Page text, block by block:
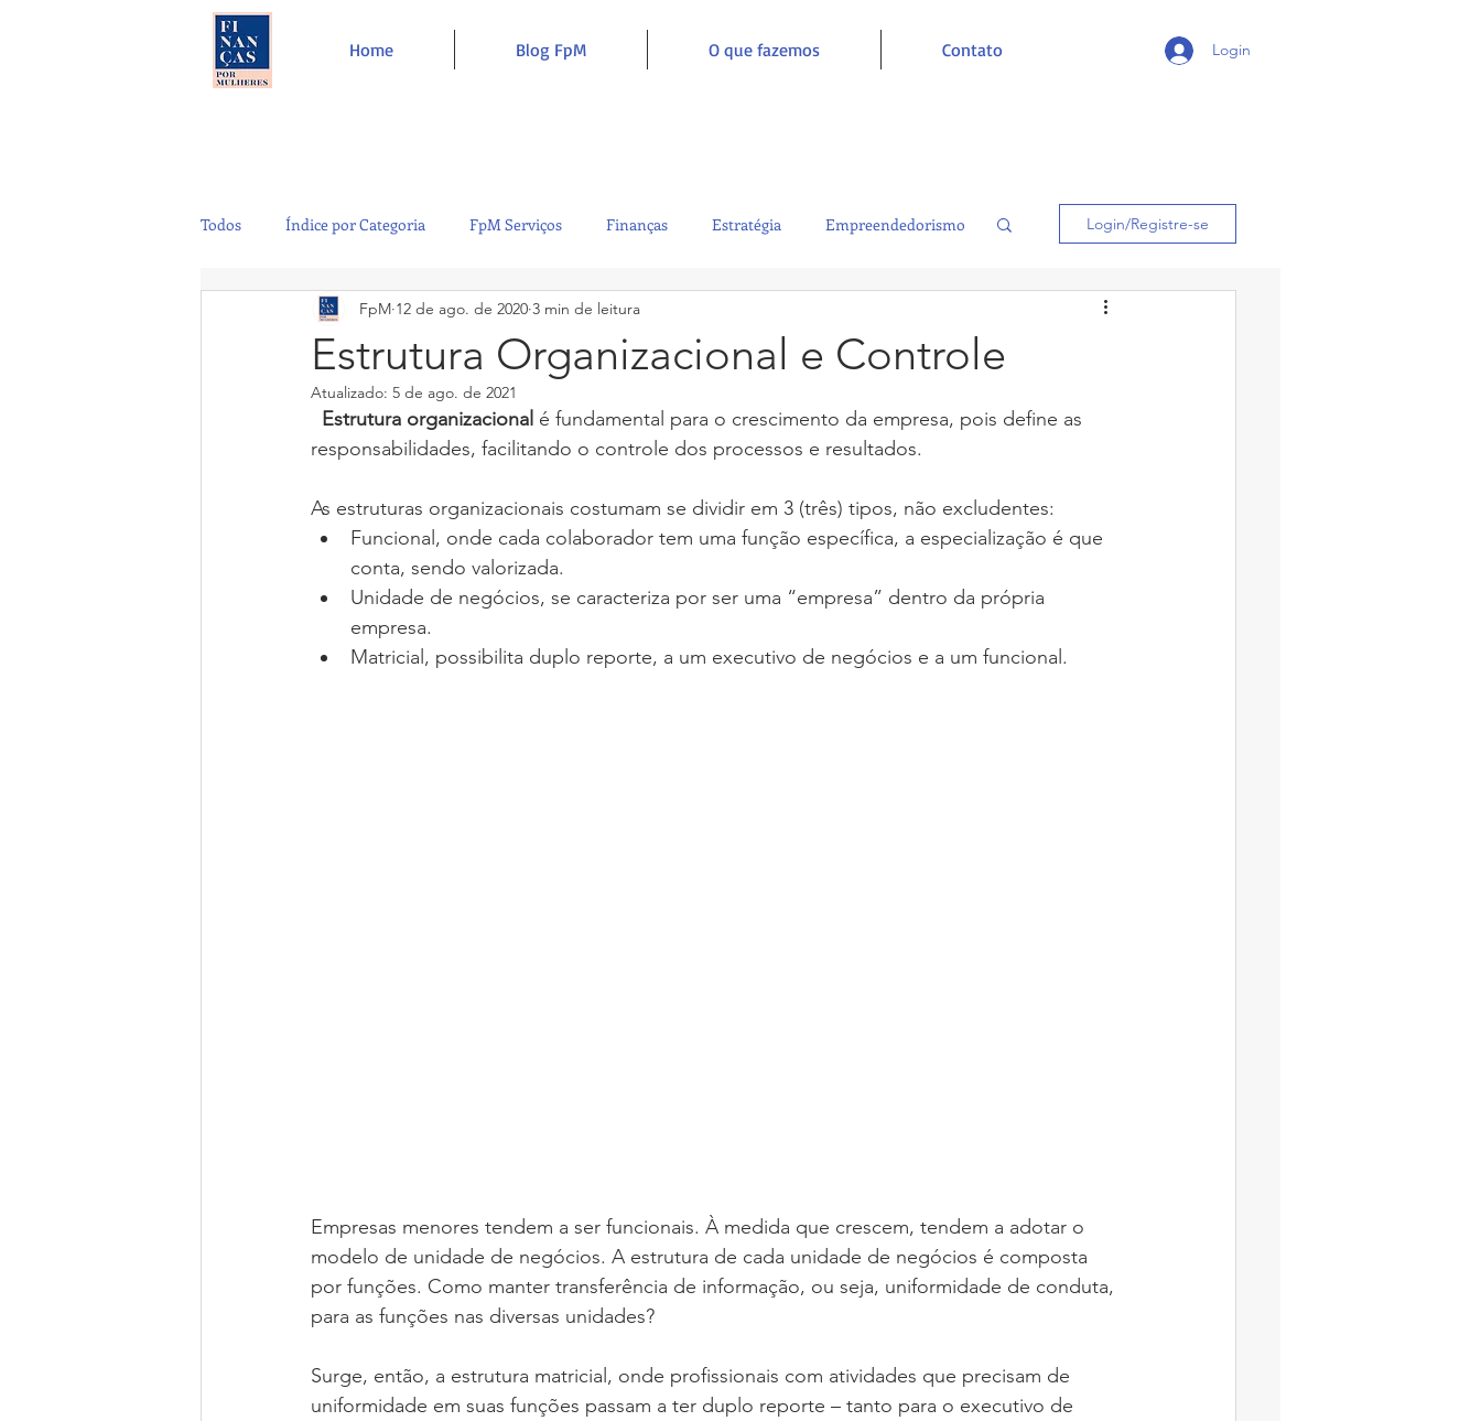
Home Blog FpM O que fazemos Contato Login
Todos Índice por Categoria FpM Serviços Finanças Estratégia Empreendedorismo
Controladoria Sustentabilidade
Café e Amigos Top 12
Login/Registre-se
Estrutura Organizacional e Controle
FpM 12 de ago. de 2020 3 min de leitura
Atualizado: 5 de ago. de 2021
  Estrutura organizacional
é fundamental para o crescimento da empresa, pois define as
responsabilidades, facilitando o controle dos processos e resultados.
As estruturas organizacionais costumam se dividir em 3 (três) tipos, não excludentes:
Funcional, onde cada colaborador tem uma função específica, a especialização é que
conta, sendo valorizada.
Unidade de negócios, se caracteriza por ser uma “empresa” dentro da própria
empresa.
Matricial, possibilita duplo reporte, a um executivo de negócios e a um funcional.
Empresas menores tendem a ser funcionais. À medida que crescem, tendem a adotar o
modelo de unidade de negócios. A estrutura de cada unidade de negócios é composta
por funções. Como manter transferência de informação, ou seja, uniformidade de conduta,
para as funções nas diversas unidades?
Surge, então, a estrutura matricial, onde profissionais com atividades que precisam de
uniformidade em suas funções passam a ter duplo reporte – tanto para o executivo de